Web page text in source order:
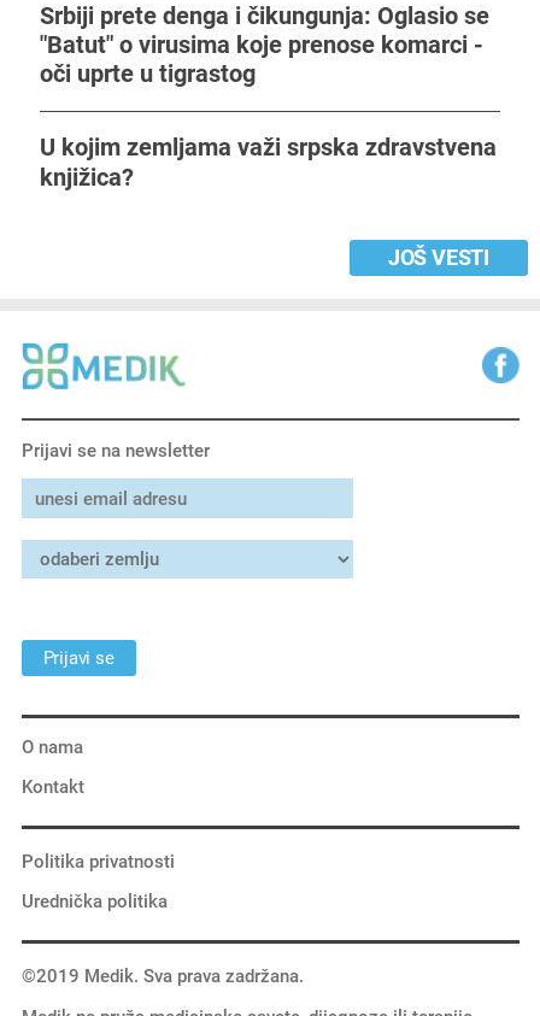
Srbiji prete denga i čikungunja: Oglasio se
"Batut" o virusima koje prenose komarci -
oči uprte u tigrastog
U kojim zemljama važi srpska zdravstvena
knjižica?
JOŠ VESTI
©2019 Medik. Sva prava zadržana.
O nama
Kontakt
Politika privatnosti
Urednička politika
Prijavi se na newsletter
Prijavi se